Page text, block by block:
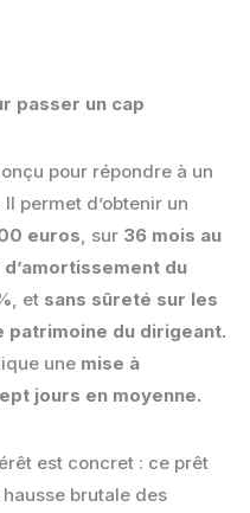
passer un cap
pour répondre à un
permet d’obtenir un
euros, sur 36 mois au
du
, et sans sûreté sur les
patrimoine du dirigeant.
une mise à
jours en moyenne.
est concret : ce prêt
brutale des